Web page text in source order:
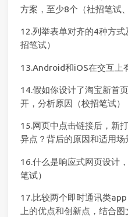
方案，至少8个（社招笔试
12.列举表单对齐的4种方
招笔试）
13.Android和iOS在交互上
14.假如你设计了淘宝新首
开，分析原因（校招笔试）
15.网页中点击链接后，新
异点？背后的原因和适用场
16.什么是响应式网页设计
笔试）
17.比较两个即时通讯类
上的优点和创新点，结合